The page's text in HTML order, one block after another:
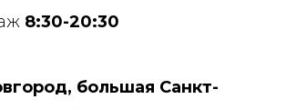
8:30-20:30
большая Санкт-